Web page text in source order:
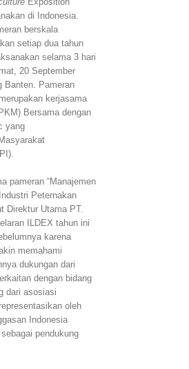
di Indonesia.
berskala
setiap dua tahun
selama 3 hari
20 September
Banten. Pameran
kerjasama
Bersama dengan
yang
pameran “Manajemen
Peternakan
Direktur Utama PT.
ILDEX tahun ini
karena
memahami
dukungan dari
dengan bidang
dari asosiasi
oleh
Indonesia
pendukung